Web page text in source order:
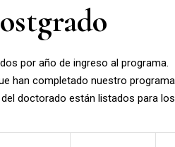
por año de ingreso al programa.
han completado nuestro programa
doctorado están listados para los